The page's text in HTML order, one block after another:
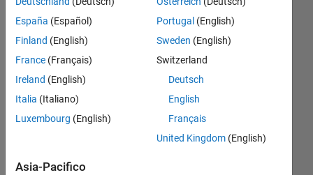
MATLAB
Answers
Badge
Tutto
España (Español)
Finland (English)
France (Français)
Ireland (English)
Italia (Italiano)
Luxembourg (English)
Portugal (English)
Sweden (English)
Switzerland
Deutsch
English
Français
United Kingdom(English)
Asia-Pacifico